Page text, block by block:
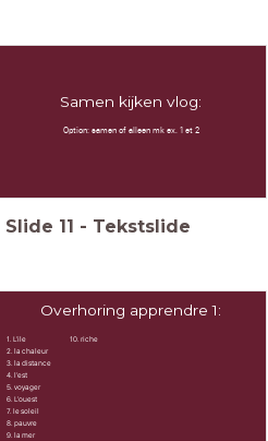
Samen kijken vlog:
Option: samen of alleen mk ex. 1 et 2
Slide 11 - Tekstslide
Overhoring apprendre 1:
1. L'ile 10. riche
2. la chaleur
3. la distance
4. l'est
5. voyager
6. L'ouest
7. le soleil
8. pauvre
9. la mer